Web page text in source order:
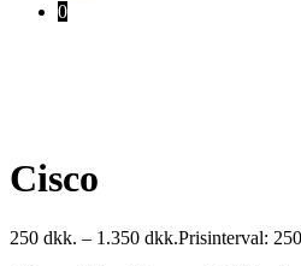
0
Cisco
250 dkk. – 1.350 dkk.Prisinterval: